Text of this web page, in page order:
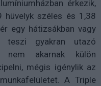
érkezik,
hüvelyk széles és 1,38
egy hátizsákban vagy
teszi gyakran utazó
nem akarnak külön
mégis igénylik az
A Triple